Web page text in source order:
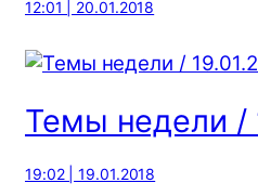
12:01 | 20.01.2018
Темы недели /
19:02 | 19.01.2018